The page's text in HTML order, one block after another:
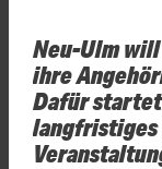
Neu-Ulm
ihre
Dafür
langfristiges